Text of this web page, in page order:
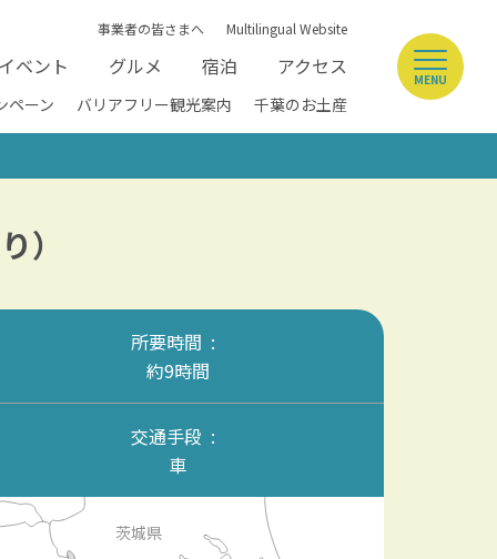
事業者の皆さまへ Multilingual Website
ベント グルメ 宿泊 アクセス
ペーン バリアフリー観光案内 千葉のお土産
MENU
）
所要時間
約9時間
交通手段
車